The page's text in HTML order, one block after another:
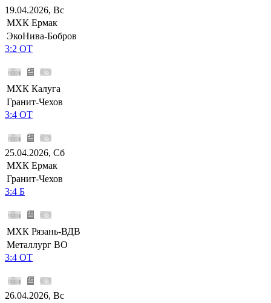
19.04.2026, Вс
МХК Ермак
ЭкоНива-Бобров
3:2 ОТ
МХК Калуга
Гранит-Чехов
3:4 ОТ
25.04.2026, Сб
МХК Ермак
Гранит-Чехов
3:4 Б
МХК Рязань-ВДВ
Металлург ВО
3:4 ОТ
26.04.2026, Вс